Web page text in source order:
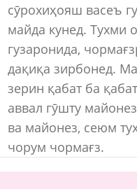
сӯрохиҳояш васеъ
майда кунед. Тухми
гузаронида,
дақиқа зирбонед.
зерин қабат ба
аввал гӯшту
ва майонез, сеюм
чорум чормағз.